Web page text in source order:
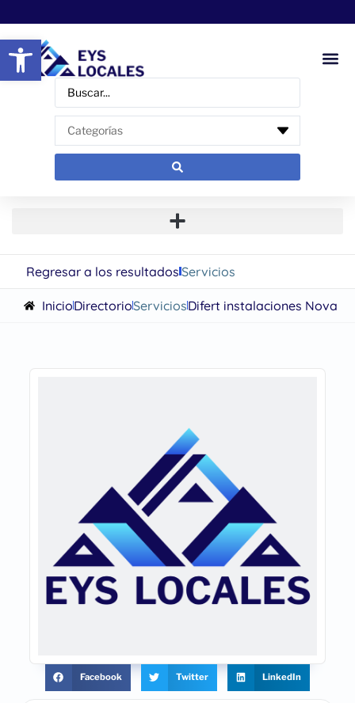
Abrir barra de herramientas
Regresar a los resultadosServicios
InicioDirectorioServiciosDifert instalaciones Nova
Facebook Twitter LinkedIn